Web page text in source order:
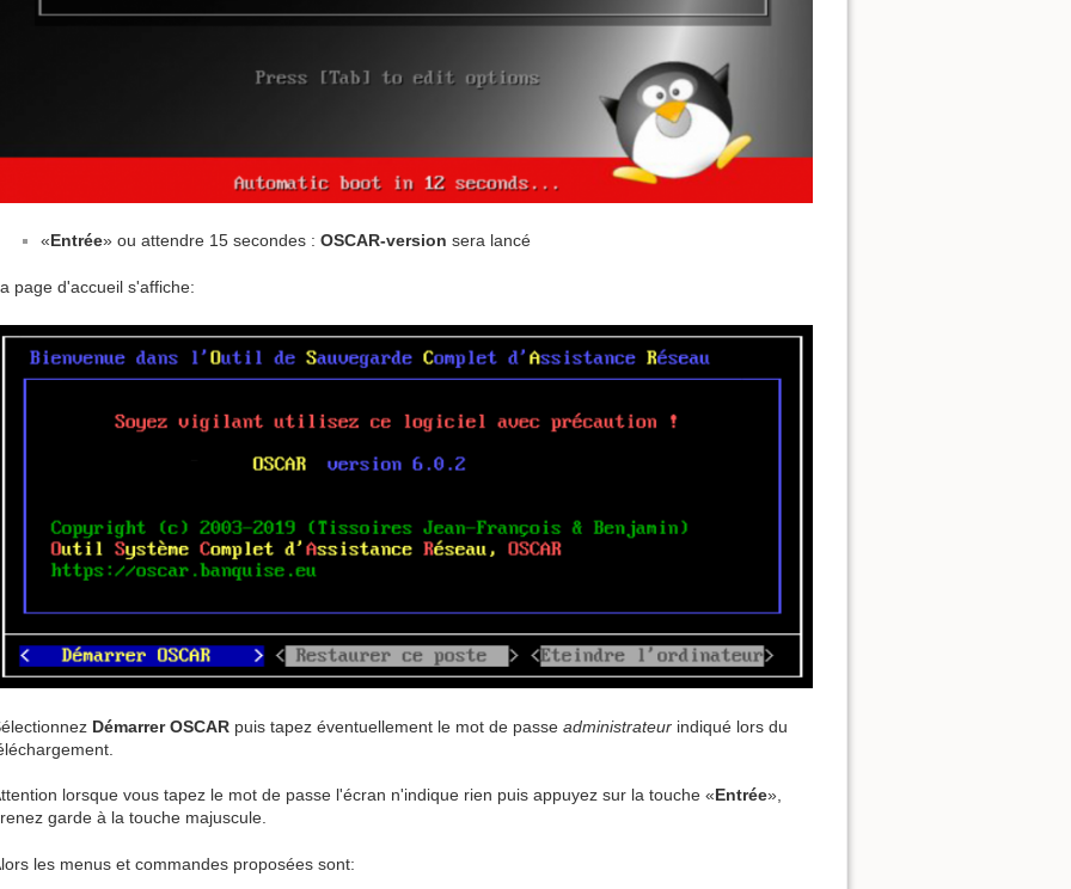
«Entrée» ou attendre 15 secondes : OSCAR-version sera lancé
page d'accueil s'affiche:
Démarrer OSCAR puis tapez éventuellement le mot de passe administrateur indiqué lors du
lorsque vous tapez le mot de passe l'écran n'indique rien puis appuyez sur la touche «Entrée»,
garde à la touche majuscule.
les menus et commandes proposées sont: